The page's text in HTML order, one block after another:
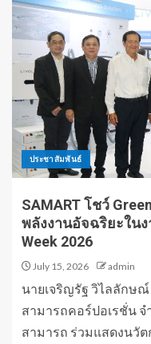
ประชาสัมพันธ์
SAMART โชว์
พลังงานอัจฉริยะในง
Week 2026
July 15, 2026 admin
นายเจริญรัฐ วิไลลักษ
สามารถคอร์ปอเรชั่น
สามารถ ร่วมแสดงนวั